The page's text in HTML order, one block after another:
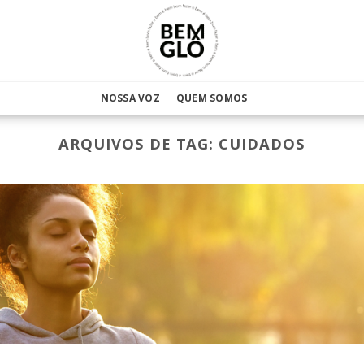
NOSSA VOZ QUEM SOMOS
ARQUIVOS DE TAG: CUIDADOS